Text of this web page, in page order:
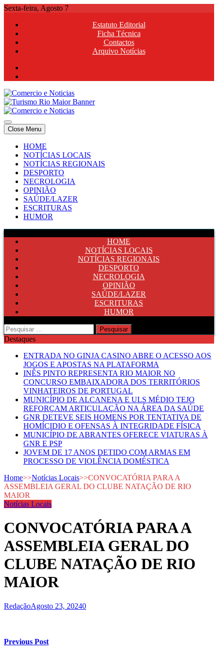
Skip
content
Sexta-feira, Agosto 7
Estatuto Editorial
Ficha Técnica
Contactos
Arquivo Notícias
Comercio e Noticias
Notícias e Publicidade Online
Comercio e Noticias
Notícias e Publicidade Online
Close Menu
HOME
NOTÍCIAS LOCAIS
NOTÍCIAS REGIONAIS
DESPORTO
NECROLOGIA
OPINIÃO
SAÚDE/LAZER
ESCRITURAS
HUMOR
HOME
NOTÍCIAS LOCAIS
NOTÍCIAS REGIONAIS
DESPORTO
NECROLOGIA
OPINIÃO
SAÚDE/LAZER
ESCRITURAS
HUMOR
Pesquisar
por:
Destaques
ENTRADA NO GINJA CASINO ABRE O ACESSO AOS
JOGOS E APOSTAS NA PLATAFORMA
INÊS PINTO REPRESENTA RIO MAIOR NO
CONCURSO EMBAIXADORA DOS TERRITÓRIOS
VINHATEIROS DE PORTUGAL
MUNICÍPIO DE ALCANENA E ULS MÉDIO TEJO
REFORÇAM ARTICULAÇÃO NA ÁREA DA SAÚDE
GNR DETEVE SEIS HOMENS POR TENTATIVA DE
HOMÍCIDIO E OFENSAS À INTEGRIDADE FÍSICA
MUNICÍPIO DE ABRANTES OFERECE VIATURAS À
GNR E PSP
JOVEM DE 17 ANOS DETIDO COM ARMAS EM
PROCESSO DE VIOLÊNCIA DOMÉSTICA
Home>>Notícias Locais>>CONVOCATÓRIA PARA A
ASSEMBLEIA GERAL DO CLUBE NATAÇÃO DE RIO
MAIOR
Notícias Locais
CONVOCATÓRIA PARA A
ASSEMBLEIA GERAL DO
CLUBE NATAÇÃO DE RIO
MAIOR
RedaçãoAgosto 23, 20240
Previous Post